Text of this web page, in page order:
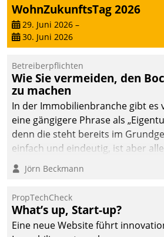
– und beschleunigt damit
den Weg vom
Mieteranliegen zum
WohnZukunftsTag 2026
29. Juni 2026 –
30. Juni 2026
Betreiberpflichten
Wie Sie vermeiden, den
zu machen
In der Immobilienbranche gibt es
eine gängigere Phrase als
denn die steht bereits im
einfach und eindeutig, ist aber
Branchenbeschäftigte wissen.
Verantwortung folgen
Jörn Beckmann
PropTechCheck
What’s up, Start-up?
Eine neue Website führt